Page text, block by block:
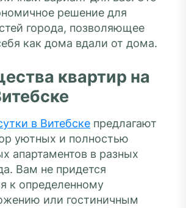
решение для
города, позволяющее
как дома вдали от дома.
квартир на
в Витебске предлагают
уютных и полностью
апартаментов в разных
Вам не придется
к определенному
или гостиничным